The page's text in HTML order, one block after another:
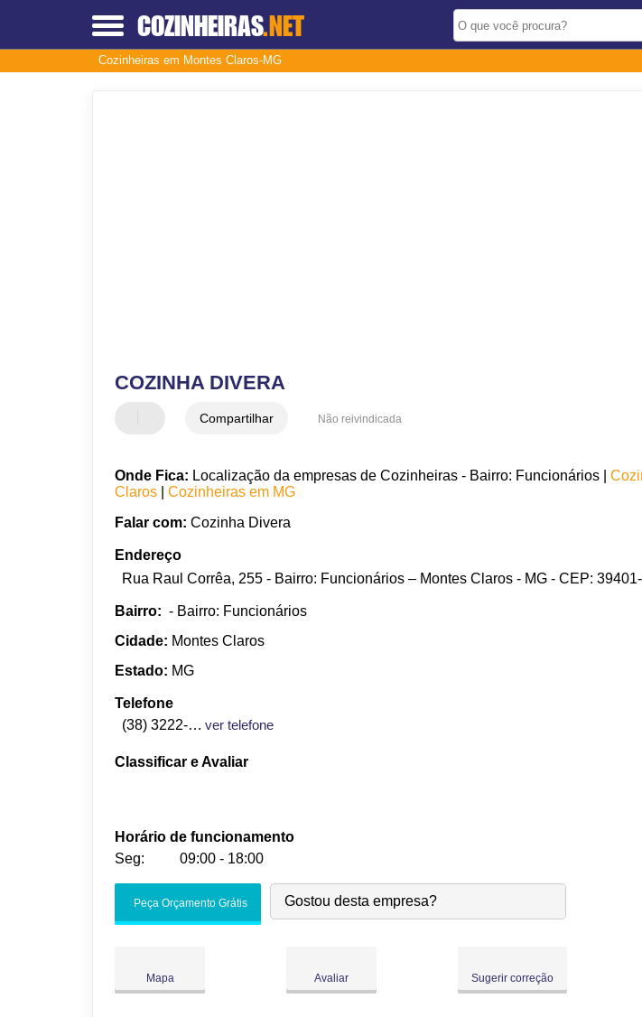
COZINHEIRAS.NET
Cozinheiras em Montes Claros-MG
COZINHA DIVERA
Compartilhar Não reivindicada
Onde Fica: Localização da empresas de Cozinheiras - Bairro: Funcionários |
Claros |Cozinheiras em MG
Falar com: Cozinha Divera
Endereço
Rua Raul Corrêa, 255 - Bairro: Funcionários – Montes Claros - MG - CEP:
Bairro: - Bairro: Funcionários
Cidade: Montes Claros
Estado: MG
Telefone
(38) 3222-1755
ver telefone
Classificar e Avaliar
Horário de funcionamento
Seg:
09:00 - 18:00
Sex:
Peça Orçamento Grátis Gostou desta empresa?
Mapa Avaliar Sugerir correção